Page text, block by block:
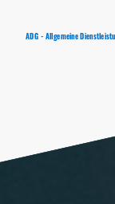
ADG - Allgemeine